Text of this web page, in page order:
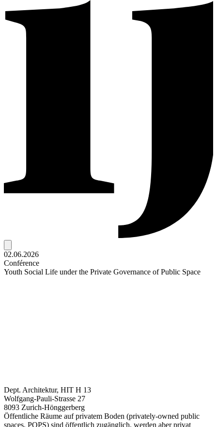
02.06.2026
Conférence
Youth Social Life under the Private Governance of Public Space
Dept. Architektur, HIT H 13
Wolfgang-Pauli-Strasse 27
8093 Zurich-Hönggerberg
Öffentliche Räume auf privatem Boden (privately-owned public
spaces, POPS) sind öffentlich zugänglich, werden aber privat